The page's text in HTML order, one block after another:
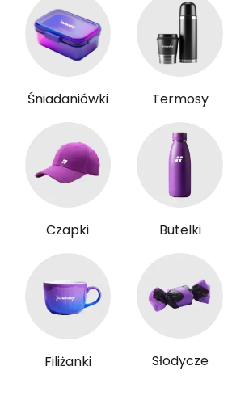
Śniadaniówki Termosy
Czapki Butelki
Filiżanki Słodycze